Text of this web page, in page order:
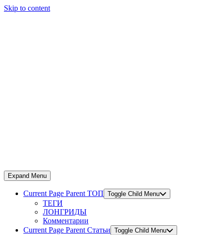
Skip to content
Expand Menu
Current Page Parent ТОП Toggle Child Menu
ТЕГИ
ЛОНГРИДЫ
Комментарии
Current Page Parent Статьи Toggle Child Menu